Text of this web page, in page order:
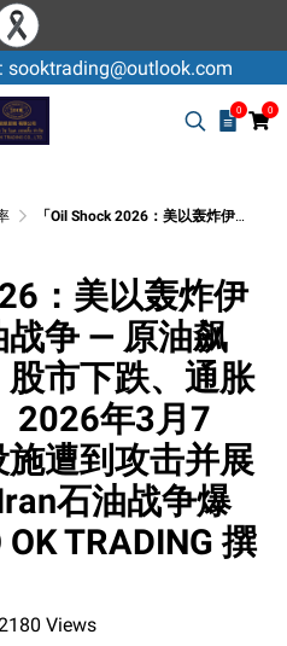
sooktrading@outlook.com
0 0
「Oil Shock 2026：美以轰炸伊朗油库引发石油战争 — 原油飙升、黄金暴涨、股市下跌、通胀冲击全球经济」 2026年3月7日，伊朗石油设施遭到攻击并展开反击，USA–Iran石油战争爆发。 本文由 SO OK TRADING 撰写。
：美以轰炸伊
战争 — 原油飙
市下跌、通胀
2026年3月7
施遭到攻击并展
石油战争爆
TRADING 撰
Views